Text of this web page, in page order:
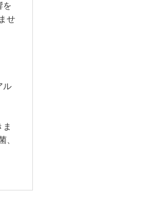
を
せ
ル
、